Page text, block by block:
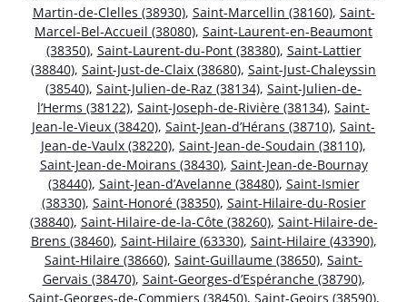
Martin-de-Clelles (38930), Saint-Marcellin (38160), Saint-
Marcel-Bel-Accueil (38080), Saint-Laurent-en-Beaumont
(38350), Saint-Laurent-du-Pont (38380), Saint-Lattier
(38840), Saint-Just-de-Claix (38680), Saint-Just-Chaleyssin
(38540), Saint-Julien-de-Raz (38134), Saint-Julien-de-
l’Herms (38122), Saint-Joseph-de-Rivière (38134), Saint-
Jean-le-Vieux (38420), Saint-Jean-d’Hérans (38710), Saint-
Jean-de-Vaulx (38220), Saint-Jean-de-Soudain (38110),
Saint-Jean-de-Moirans (38430), Saint-Jean-de-Bournay
(38440), Saint-Jean-d’Avelanne (38480), Saint-Ismier
(38330), Saint-Honoré (38350), Saint-Hilaire-du-Rosier
(38840), Saint-Hilaire-de-la-Côte (38260), Saint-Hilaire-de-
Brens (38460), Saint-Hilaire (63330), Saint-Hilaire (43390),
Saint-Hilaire (38660), Saint-Guillaume (38650), Saint-
Gervais (38470), Saint-Georges-d’Espéranche (38790),
Saint-Georges-de-Commiers (38450), Saint-Geoirs (38590),